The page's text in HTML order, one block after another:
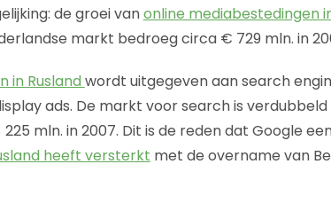
de groei vanonline mediabestedingen
markt bedroeg circa € 729 mln. in
in Rusland wordt uitgegeven aan search
ads. De markt voor search is
225 mln. in 2007. Dit is de reden dat Google
heeft versterkt met de overname van